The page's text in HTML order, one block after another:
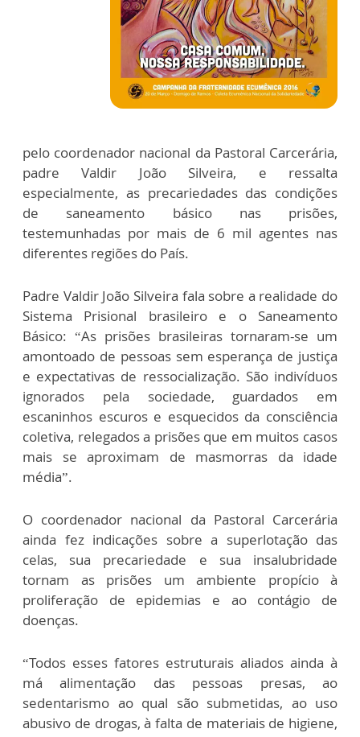
pelo coordenador nacional da Pastoral Carcerária,
padre Valdir João Silveira, e ressalta
especialmente, as precariedades das condições
de saneamento básico nas prisões,
testemunhadas por mais de 6 mil agentes nas
diferentes regiões do País.
Padre Valdir João Silveira fala sobre a realidade do
Sistema Prisional brasileiro e o Saneamento
Básico: “As prisões brasileiras tornaram-se um
amontoado de pessoas sem esperança de justiça
e expectativas de ressocialização. São indivíduos
ignorados pela sociedade, guardados em
escaninhos escuros e esquecidos da consciência
coletiva, relegados a prisões que em muitos casos
mais se aproximam de masmorras da idade
média”.
O coordenador nacional da Pastoral Carcerária
ainda fez indicações sobre a superlotação das
celas, sua precariedade e sua insalubridade
tornam as prisões um ambiente propício à
proliferação de epidemias e ao contágio de
doenças.
“Todos esses fatores estruturais aliados ainda à
má alimentação das pessoas presas, ao
sedentarismo ao qual são submetidas, ao uso
abusivo de drogas, à falta de materiais de higiene,